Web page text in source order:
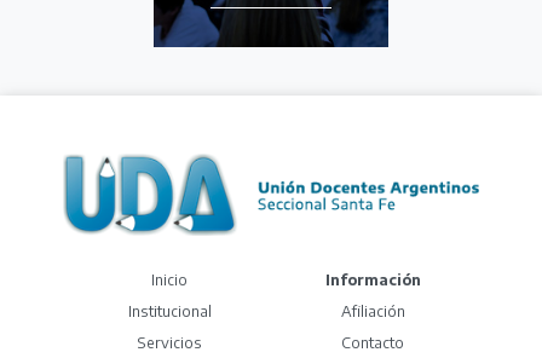
Inicio
Institucional
Servicios
Información
Afiliación
Contacto